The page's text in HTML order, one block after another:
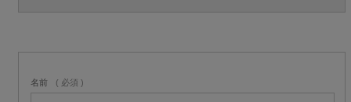
名前 ( 必須 )